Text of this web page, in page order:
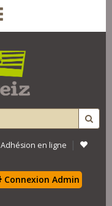
Adhésion en ligne |
Connexion Admin